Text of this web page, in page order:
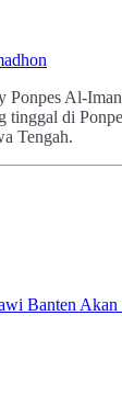
Ponpes Al-
tinggal di
Tengah.
Banten